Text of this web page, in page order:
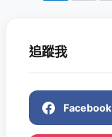
追蹤我
Facebook